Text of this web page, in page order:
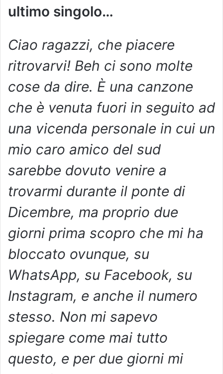
ultimo singolo…
Ciao ragazzi, che piacere
ritrovarvi! Beh ci sono molte
cose da dire. È una canzone
che è venuta fuori in seguito ad
una vicenda personale in cui un
mio caro amico del sud
sarebbe dovuto venire a
trovarmi durante il ponte di
Dicembre, ma proprio due
giorni prima scopro che mi ha
bloccato ovunque, su
WhatsApp, su Facebook, su
Instagram, e anche il numero
stesso. Non mi sapevo
spiegare come mai tutto
questo, e per due giorni mi